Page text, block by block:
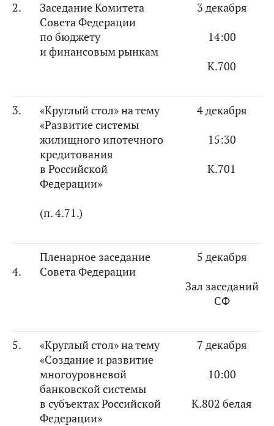
2.
Заседание Комитета
Совета Федерации
по бюджету
и финансовым рынкам
3 декабря
14:00
К.700
3.
«Круглый стол» на тему
«Развитие системы
жилищного ипотечного
кредитования
в Российской
Федерации»
(п. 4.71.)
4 декабря
15:30
К.701
4.
Пленарное заседание
Совета Федерации
5 декабря
Зал заседаний
СФ
5.
«Круглый стол» на тему
«Создание и развитие
многоуровневой
банковской системы
в субъектах Российской
Федерации»
7 декабря
10:00
К.802 белая